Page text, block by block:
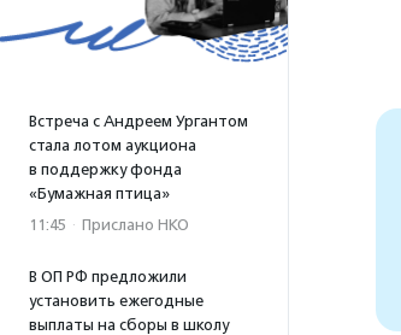
Встреча с Андреем Ургантом
стала лотом аукциона
в поддержку фонда
«Бумажная птица»
11:45 · Прислано НКО
В ОП РФ предложили
установить ежегодные
выплаты на сборы в школу